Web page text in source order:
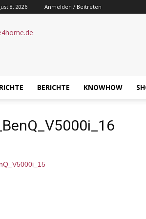
8, 2026 Anmelden / Beitreten
BERICHTE KNOWHOW